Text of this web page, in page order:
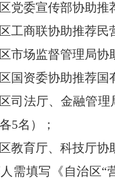
党委宣传部协助推
工商联协助推荐民
市场监督管理局协
国资委协助推荐国
司法厅、金融管理
各5名 ）；
教育厅、科技厅协
需填写《自治区“